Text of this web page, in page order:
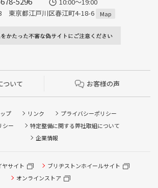
東京都江戸川区春江町4-18-6
Map
ついて お客様の声
プ リンク
プライバシーポリシー
シー
特定整備に関する弊社取組について
企業情報
ヤサイト
ブリヂストンホイールサイト
オンラインストア